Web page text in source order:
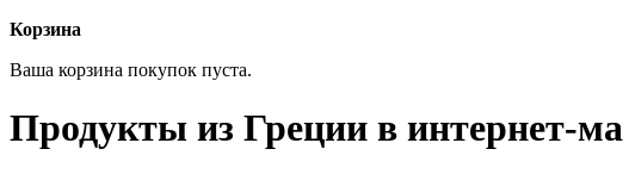
Корзина
Ваша корзина покупок пуста.
Продукты из Греции в интернет-